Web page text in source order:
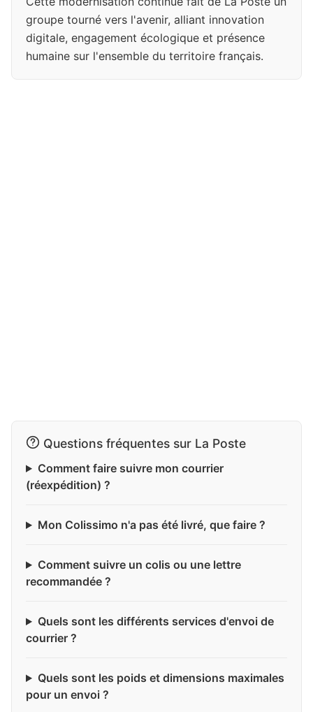
groupe tourné vers l'avenir, alliant innovation
digitale, engagement écologique et présence
humaine sur l'ensemble du territoire français.
Questions fréquentes sur La Poste
Comment faire suivre mon courrier
(réexpédition) ?
Mon Colissimo n'a pas été livré, que faire ?
Comment suivre un colis ou une lettre
recommandée ?
Quels sont les différents services d'envoi de
courrier ?
Quels sont les poids et dimensions maximales
pour un envoi ?